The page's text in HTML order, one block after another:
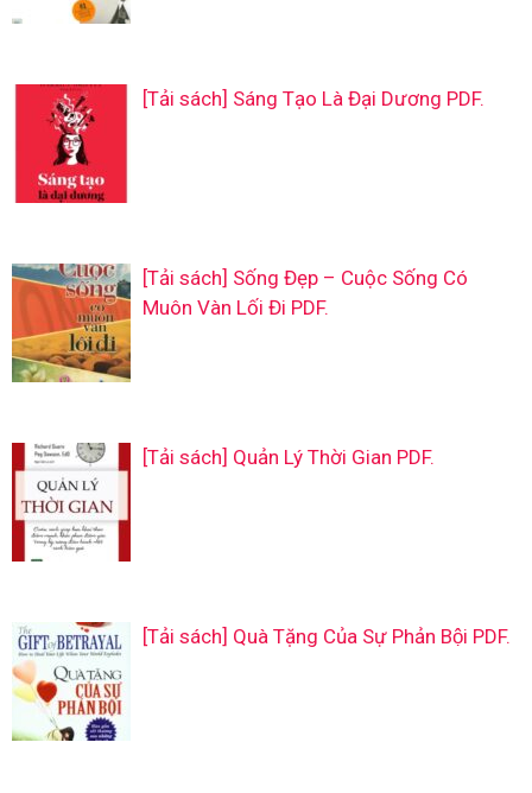
[Tải sách] Sáng Tạo Là Đại Dương PDF.
[Tải sách] Sống Đẹp – Cuộc Sống Có
Muôn Vàn Lối Đi PDF.
[Tải sách] Quản Lý Thời Gian PDF.
[Tải sách] Quà Tặng Của Sự Phản Bội PDF.